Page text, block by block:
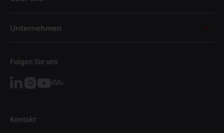
Unternehmen
Folgen Sie uns
Kontakt